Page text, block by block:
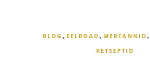
BLOG , EELROAD , MEREANNID ,
RETSEPTID